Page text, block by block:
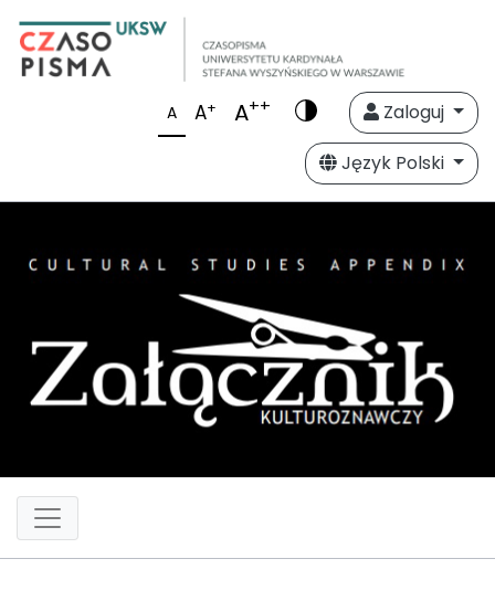
A A+ A++
Zaloguj
Język Polski